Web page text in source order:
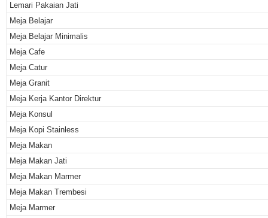
Lemari Pakaian Jati
Meja Belajar
Meja Belajar Minimalis
Meja Cafe
Meja Catur
Meja Granit
Meja Kerja Kantor Direktur
Meja Konsul
Meja Kopi Stainless
Meja Makan
Meja Makan Jati
Meja Makan Marmer
Meja Makan Trembesi
Meja Marmer